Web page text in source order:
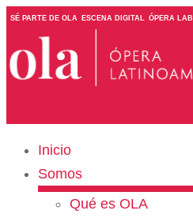
SÉ PARTE DE OLA ESCENA DIGITAL ÓPERA LAB
Inicio
Somos
Qué es OLA